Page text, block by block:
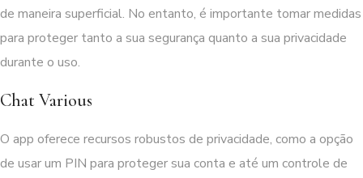
de maneira superficial. No entanto, é importante tomar medidas
para proteger tanto a sua segurança quanto a sua privacidade
durante o uso.
Chat Various
O app oferece recursos robustos de privacidade, como a opção
de usar um PIN para proteger sua conta e até um controle de